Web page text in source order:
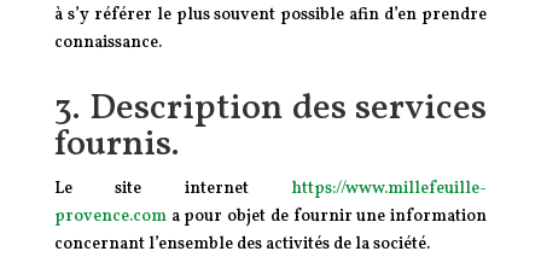
à s’y référer le plus souvent possible afin d’en prendre
connaissance.
3. Description des services
fournis.
Le site internet https://www.millefeuille-
provence.coma pour objet de fournir une information
concernant l’ensemble des activités de la société.